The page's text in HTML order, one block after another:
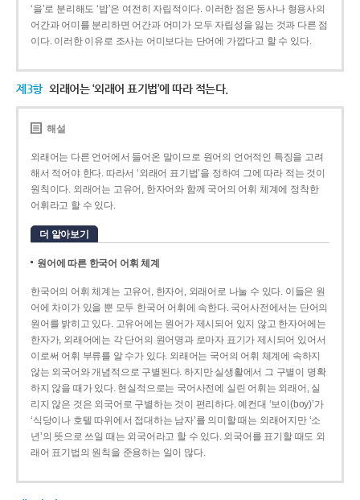
‘을’로 분리해도 ‘밥’은 여전히 자립적이다. 이러한 점은 동사나 형용사의
어간과 어미를 분리하면 어간과 어미가 모두 자립성을 잃는 것과 다른 점
이다. 이러한 이유로 조사는 어미보다는 단어에 가깝다고 할 수 있다.
제3항 외래어는 ‘외래어 표기법’에 따라 적는다.
해설
외래어는 다른 언어에서 들어온 말이므로 원어의 언어적인 특징을 고려
해서 적어야 한다. 따라서 ‘외래어 표기법’을 정하여 그에 따라 적는 것이
원칙이다. 외래어는 고유어, 한자어와 함께 국어의 어휘 체계에 정착한
어휘라고 할 수 있다.
더 알아보기
원어에 따른 한국어 어휘 체계
한국어의 어휘 체계는 고유어, 한자어, 외래어로 나눌 수 있다. 이들은 원
어에 차이가 있을 뿐 모두 한국어 어휘에 속한다. 국어사전에서는 단어의
원어를 밝히고 있다. 고유어에는 원어가 제시되어 있지 않고 한자어에는
한자가, 외래어에는 각 단어의 원어명과 로마자 표기가 제시되어 있어서
이로써 어휘 부류를 알 수가 있다. 외래어는 국어의 어휘 체계에 속하지
않는 외국어와 개념적으로 구별된다. 하지만 실생활에서 그 구별이 명확
하지 않을 때가 있다. 현실적으로는 국어사전에 실린 어휘는 외래어, 실
리지 않은 것은 외국어로 구별하는 것이 편리하다. 예컨대 ‘보이(boy)’가
‘식당이나 호텔 따위에서 접대하는 남자’를 의미할 때는 외래어지만 ‘소
년’의 뜻으로 쓰일 때는 외국어라고 할 수 있다. 외국어를 표기할 때도 외
래어 표기법의 원칙을 준용하는 일이 많다.